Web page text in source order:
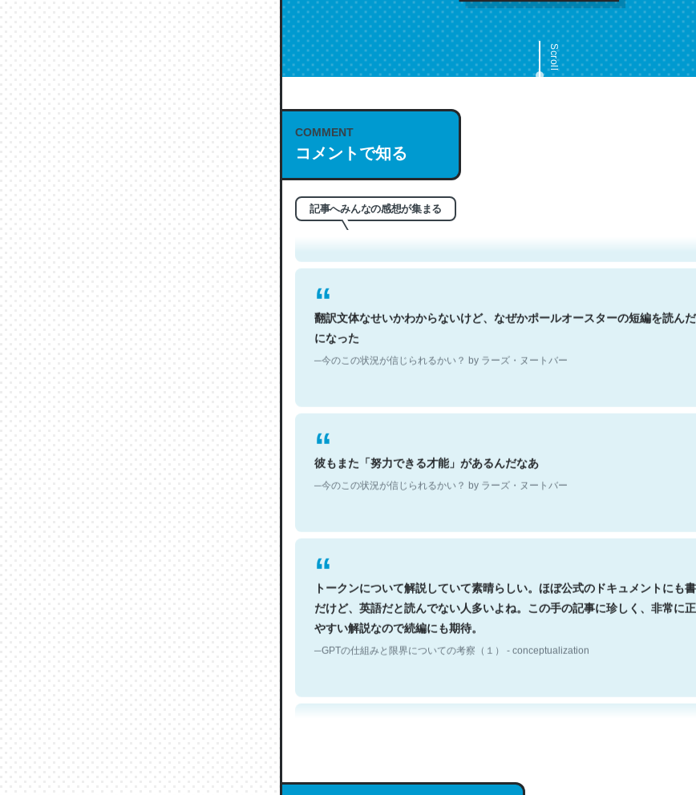
Scroll
COMMENT
コメントで知る
記事へみんなの感想が集まる
これは名文。彼はとてもクレバーなんだろうなと凄く思う。英語少しでも読
もお勧め。自分はこの流れ好き。Let’s Fucking Go. Then Covid hit. Shit.
─今のこの状況が信じられるかい？ by ラーズ・ヌートバー
翻訳文体なせいかわからないけど、なぜかポールオースターの短編を読んだ
になった
─今のこの状況が信じられるかい？ by ラーズ・ヌートバー
彼もまた「努力できる才能」があるんだなあ
─今のこの状況が信じられるかい？ by ラーズ・ヌートバー
トークンについて解説していて素晴らしい。ほぼ公式のドキュメントにも書
だけど、英語だと読んでない人多いよね。この手の記事に珍しく、非常に
やすい解説なので続編にも期待。
─GPTの仕組みと限界についての考察（１） - conceptualization